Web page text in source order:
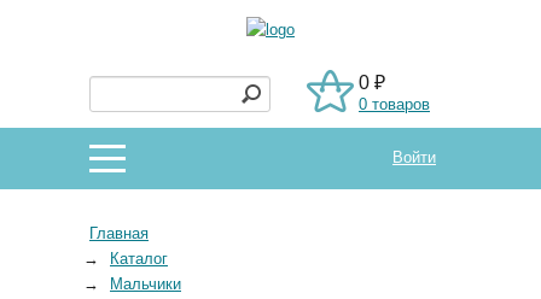
0 ₽
0 товаров
Войти
Главная
→
Каталог
→
Мальчики